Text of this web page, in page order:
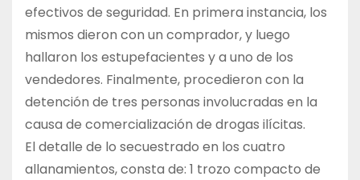
efectivos de seguridad. En primera instancia, los
mismos dieron con un comprador, y luego
hallaron los estupefacientes y a uno de los
vendedores. Finalmente, procedieron con la
detención de tres personas involucradas en la
causa de comercialización de drogas ilícitas.
El detalle de lo secuestrado en los cuatro
allanamientos, consta de: 1 trozo compacto de